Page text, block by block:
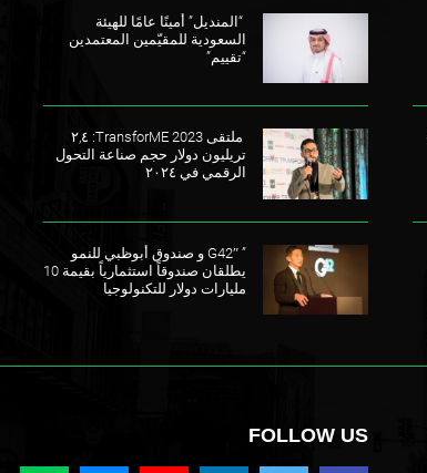
“المنديل” أمينًا عامًا للهيئة
السعودية للمقيّمين المعتمدين
“تقييم”
ملتقى TransforME 2023: ٢,٤
تريليون دولار حجم صناعة التحول
الرقمي في ٢٠٢٤
” G42″ و صندوق أبوظبي للنمو
يطلقان صندوقاً استثمارياً بقيمة 10
مليارات دولار للتكنولوجيا
FOLLOW US